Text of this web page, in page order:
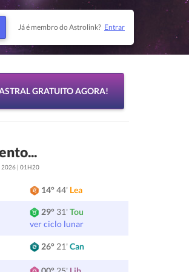
Já é membro do Astrolink? Entrar
GRATUITO AGORA!
2026 | 01H20
14°44' Lea
29° 31'Tou
ver ciclo lunar
26° 21'Can